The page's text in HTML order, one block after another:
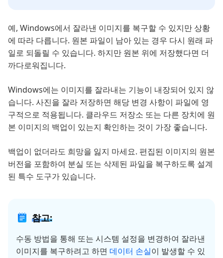
예, Windows에서 잘라낸 이미지를 복구할 수 있지만 상황
에 따라 다릅니다. 원본 파일이 남아 있는 경우 다시 원래 파
일로 되돌릴 수 있습니다. 하지만 원본 위에 저장했다면 더
까다로워집니다.
Windows에는 이미지를 잘라내는 기능이 내장되어 있지 않
습니다. 사진을 잘라 저장하면 해당 변경 사항이 파일에 영
구적으로 적용됩니다. 클라우드 저장소 또는 다른 장치에 원
본 이미지의 백업이 있는지 확인하는 것이 가장 좋습니다.
백업이 없더라도 희망을 잃지 마세요. 편집된 이미지의 원본
버전을 포함하여 분실 또는 삭제된 파일을 복구하도록 설계
된 특수 도구가 있습니다.
참고:
수동 방법을 통해 또는 시스템 설정을 변경하여 잘라낸
이미지를 복구하려고 하면 데이터 손실이 발생할 수 있